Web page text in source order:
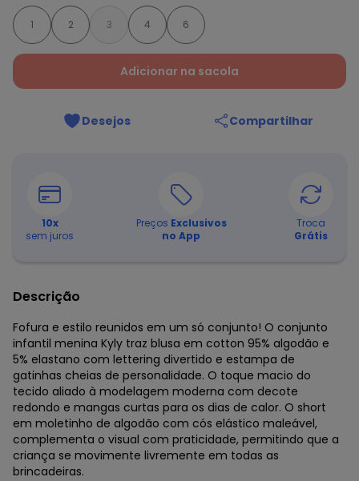
1 2 3 4 6
Adicionar na sacola
Desejos Compartilhar
10x
sem juros
Preços Exclusivos
no App
Troca
Grátis
Descrição
Fofura e estilo reunidos em um só conjunto! O conjunto
infantil menina Kyly traz blusa em cotton 95% algodão e
5% elastano com lettering divertido e estampa de
gatinhas cheias de personalidade. O toque macio do
tecido aliado à modelagem moderna com decote
redondo e mangas curtas para os dias de calor. O short
em moletinho de algodão com cós elástico maleável,
complementa o visual com praticidade, permitindo que a
criança se movimente livremente em todas as
brincadeiras.